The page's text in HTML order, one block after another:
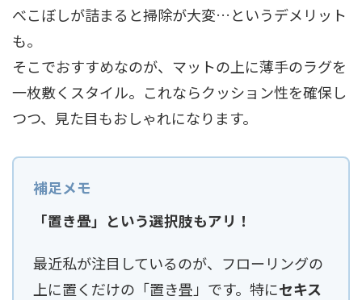
べこぼしが詰まると掃除が大変…というデメリット
も。
そこでおすすめなのが、マットの上に薄手のラグを
一枚敷くスタイル。これならクッション性を確保し
つつ、見た目もおしゃれになります。
「置き畳」という選択肢もアリ！
最近私が注目しているのが、フローリングの
上に置くだけの「置き畳」です。特にセキス